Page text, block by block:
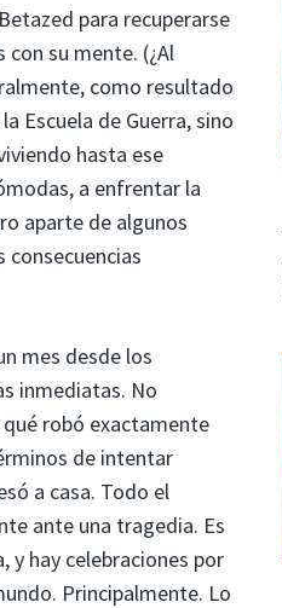
para recuperarse
su mente. (¿Al
como resultado
Escuela de Guerra, sino
hasta ese
a enfrentar la
aparte de algunos
consecuencias
mes desde los
inmediatas. No
robó exactamente
de intentar
a casa. Todo el
ante una tragedia. Es
y hay celebraciones por
Principalmente. Lo